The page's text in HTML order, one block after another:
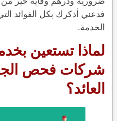
فدعني أذكرك بكل الفوائد
الخدمة.
لماذا تستعين
شركات فحص
العائد؟